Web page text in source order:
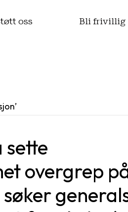
oss Bli frivillig
sette
overgrep
søker